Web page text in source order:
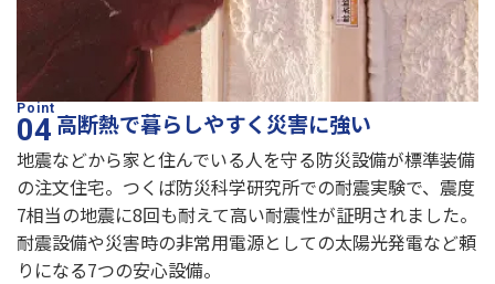
高断熱で暮らしやすく災害に強い
地震などから家と住んでいる人を守る防災設備が標準装備
の注文住宅。つくば防災科学研究所での耐震実験で、震度
7相当の地震に8回も耐えて高い耐震性が証明されました。
耐震設備や災害時の非常用電源としての太陽光発電など頼
りになる7つの安心設備。